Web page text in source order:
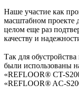
Наше участие как
масштабном проекте
целом еще раз
качеству и
Так для
были использованы
«REFLOOR®️ CT-
«REFLOOR®️ AC-